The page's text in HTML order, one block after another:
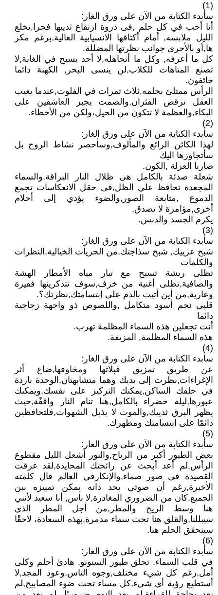
(1)
سأبدء الكتابة من الآن على ورق الغار:
أنا أحب في كل حلم ,فى ذروة ارتفاع ثدييها فجرا,يخلع
الليل ملابسه, أمام أكتافها الانسيابية العالية,برغم مكر
ها,أو بالأحرى جوانب نظرتها المضللة.
كل ما أعرفه, وكل ما أتجاهله,لا أحد يسبح في الغابة,لا
تصنع المتاهات للكلاب,لن ينسى البحر, الكهنة دائما
خائفون.
الرأس ممتلئ بحلمه,ثلاث تمرات في الفلوت,عندما يغيب
العقل ترقص الفئران,والصمت يجبر العاشقين على
البكاء,والعظمة لا تتكون من الحيل،ولكن من الأخطاء.
(2)
سأبدء الكتابة من الآن على ورق الغار:
لهذا الكائن الرائع والمألوف,وسأحصر نشاط الروح بل
سأتجاوزها اليك
ضاربا العزلة ,الكون.
شعلة صدئة بالكامل هى ظلال النار البراقة,والسماء
المجعدة تحافظ علي الظل,فى حقل الانعكاسات تجمع
الدموع ,متابعة الصور,والضوء يؤدي إلى أحلام
أخرى,مؤامرة لا تصدق,
يكرم الجسد والدنس.
(3)
سأبدء الكتابة من الآن على ورق الغار:
شبح عرييك, شبح سذاجتك,من الحريات الخيالية,النظرات
والكلمات
تظلى ريشة تسبح مع تيار مياه الأمطار الهشة
والصافية,تظلى أغنية من خزف,سوف تتذكرينها فقيرة
وعارية,من أين أتيت بالدم على إبتسامتك,نظرتك؟.
قلبى نجم أسود متكامل ,واللصوص ذو واجهة زجاجية
دائما
أنت تجعلين هذه السماء المظلمة تهرب.
هذه السماء المظلمة, المزيفة.
(4)
سأبدء الكتابة من الآن على ورق الغار:
عن طريق تمزيق قبلاتها ومخاوفها,ضاع أثر
الإغراءات,نظرت إلى يديك وهما متشابهتان,الوحدة باردة
في حلقك الساكن,يمكنك التركيز على نفسك,ويمكنك
عبورها,ليلة خضراء بالكامل,هنا تنام النار واقفًة,حيث
يظهر البرق ثدييك,والموت لا يذبل الشهوات,فلتحافظين
دائمًا على ابتسامتك ومظهرك.
(5)
سأبدء الكتابة من الآن على ورق الغار:
بعض الطيور أكبر من الرياح,والنور أشعل الليل مقطوع
الرأس,لم أعد أبحث عن رائحتك المحايدة,لقد غرقت
القصيدة فى صور صماء,والإنكارفي العالم قال كلمته
الأخيرة,رغم أن صوتى بحد ذاته يمكن تمييزه بين
الجميع,كان من الضروري المغادرة,لا بأس, أنا سعيد لأنني
هنا وسط الريح والمطر,من أجل المطر الذي
سيبللنا,والقلق هنا تحت سماء مدمرة,بهذه السعادة، لاحقًا
سيتحقق الحلم هنا.
(6)
سأبدء الكتابة من الآن على ورق الغار:
في قلب السماء, تحلق طيور السنونو, هادئ أحلم وكلى
أمل,رغم كل شيء مختلف,وجوه الناس,وعود المجد,لا
أستطيع رؤية أي شيء,كل مساء تحت ضوء المصابيح,لم